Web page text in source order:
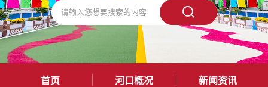
首页 河口概况 新闻资讯